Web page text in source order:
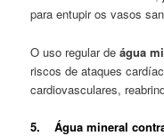
para entupir os vasos
O uso regular deágua
riscos de ataques
cardiovasculares,
5. Água mineral